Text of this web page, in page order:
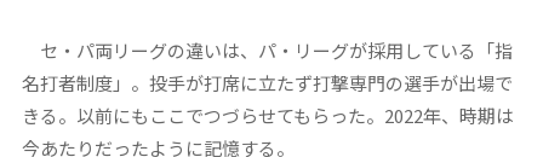
セ・パ両リーグの違いは、パ・リーグが採用している「指
名打者制度」。投手が打席に立たず打撃専門の選手が出場で
きる。以前にもここでつづらせてもらった。2022年、時期は
今あたりだったように記憶する。